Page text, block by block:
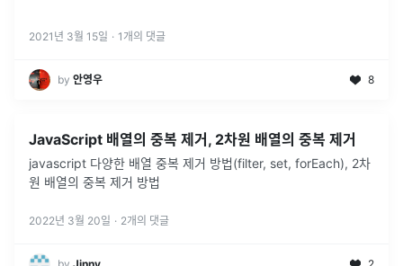
2021년 3월 15일 · 1 개의 댓글
by 안영우 8
JavaScript 배열의 중복 제거, 2차원 배열의 중복 제거
javascript 다양한 배열 중복 제거 방법(filter, set, forEach), 2차
원 배열의 중복 제거 방법
2022년 3월 20일 · 2개의 댓글